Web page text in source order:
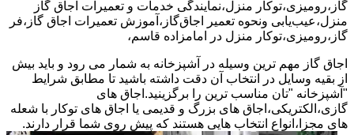
گاز،رومیزی،توکار منزل،نمایندگی خدمات و تعمیرات اجاق گاز
منزل،عیب‌یابی ونحوه تعمیر اجاق‌گاز،آموزش تعمیرات اجاق گاز،فر
گاز،رومیزی،توکار منزل در امامزاده قاسم،
اجاق گاز مهم ترین وسیله در آشپزخانه به شمار می رود و باید بیش
از بقیه وسایل در انتخاب آن دقت داشته باشید تا مطابق شرایط
"آشپزخانه "تان مناسب ترین را برگزینید.اجاق های
گازی،الکتریکی،اجاق های بزرگ و قدیمی یا اجاق های توکار با شعله
های مجزا،انواع انتخاب هایی هستند که پیش روی شما قرار دارند.